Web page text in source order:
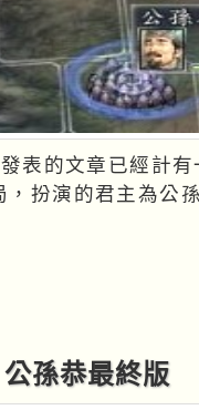
表的文章已經計
，扮演的君主為公
孫恭最終版